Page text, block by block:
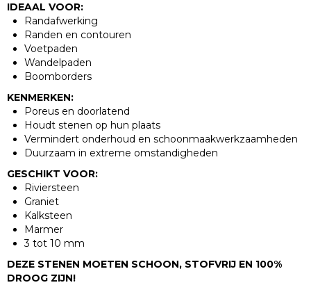
IDEAAL VOOR:
Randafwerking
Randen en contouren
Voetpaden
Wandelpaden
Boomborders
KENMERKEN:
Poreus en doorlatend
Houdt stenen op hun plaats
Vermindert onderhoud en schoonmaakwerkzaamheden
Duurzaam in extreme omstandigheden
GESCHIKT VOOR:
Riviersteen
Graniet
Kalksteen
Marmer
3 tot 10 mm
DEZE STENEN MOETEN SCHOON, STOFVRIJ EN 100%
DROOG ZIJN!